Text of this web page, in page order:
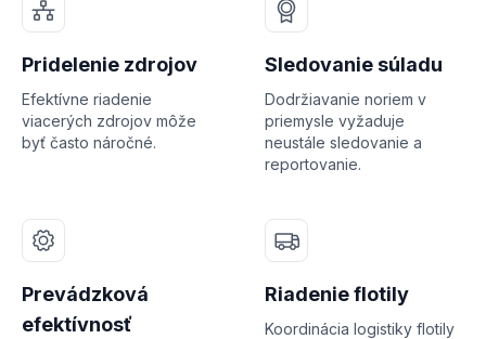
Pridelenie zdrojov
Efektívne riadenie
viacerých zdrojov môže
byť často náročné.
Sledovanie súladu
Dodržiavanie noriem v
priemysle vyžaduje
neustále sledovanie a
reportovanie.
Prevádzková
efektívnosť
Riadenie flotily
Koordinácia logistiky flotily